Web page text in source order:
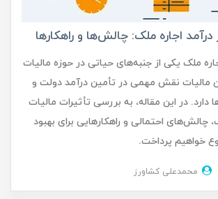
درآمد اجاره ملک: چالش‌ها و راهکارها
ملک یکی از جنبه‌های حیاتی در حوزه مالیات
مالیات نقش مهمی در تأمین درآمد دولت و
دارد. در این مقاله، به بررسی تأثیرات مالیات
چالش‌های احتمالی و راهکارهایی برای بهبود
خواهیم پرداخت.
محمدعلی کشاورز